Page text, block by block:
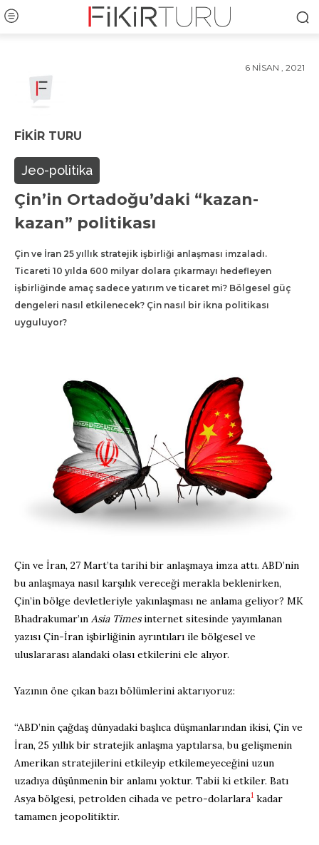
6 NISAN , 2021
FIKIR TURU
Jeo-politika
Çin’in Ortadoğu’daki “kazan-
kazan” politikası
Çin ve İran 25 yıllık stratejik işbirliği anlaşması imzaladı.
Ticareti 10 yılda 600 milyar dolara çıkarmayı hedefleyen
işbirliğinde amaç sadece yatırım ve ticaret mi? Bölgesel güç
dengeleri nasıl etkilenecek? Çin nasıl bir ikna politikası
uyguluyor?
Çin ve İran, 27 Mart’ta tarihi bir anlaşmaya imza attı. ABD’nin
bu anlaşmaya nasıl karşılık vereceği merakla beklenirken,
Çin’in bölge devletleriyle yakınlaşması ne anlama geliyor? MK
Bhadrakumar’ın Asia Timesinternet sitesinde yayımlanan
yazısı Çin-İran işbirliğinin ayrıntıları ile bölgesel ve
uluslararası alandaki olası etkilerini ele alıyor.
Yazının öne çıkan bazı bölümlerini aktarıyoruz:
“ABD’nin çağdaş dünyadaki başlıca düşmanlarından ikisi, Çin ve
İran, 25 yıllık bir stratejik anlaşma yaptılarsa, bu gelişmenin
Amerikan stratejilerini etkileyip etkilemeyeceğini uzun
uzadıya düşünmenin bir anlamı yoktur. Tabii ki etkiler. Batı
Asya bölgesi, petrolden cihada ve petro-dolarlara1 kadar
tamamen jeopolitiktir.